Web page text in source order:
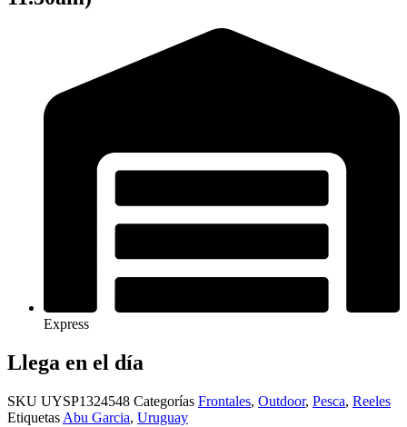
Express
Llega en el día
SKU UYSP1324548 Categorías Frontales, Outdoor, Pesca, Reeles
Etiquetas Abu Garcia, Uruguay